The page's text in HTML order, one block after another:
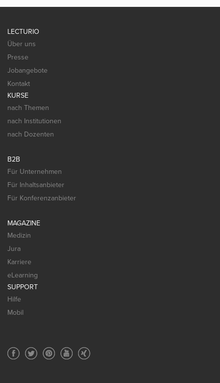
LECTURIO
Über uns
Presse
Jobangebote
Kontakt
KURSE
nach Themen
nach Institutionen
nach Dozenten
B2B
Für Unternehmen
Für Inhaltsanbieter
Für Konferenzanbieter
MAGAZINE
Medizin
Jura
Karriere
eLearning
SUPPORT
Hilfe
Mobil